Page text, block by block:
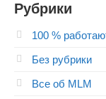
Рубрики
100 %
Без рубрики
Все об MLM